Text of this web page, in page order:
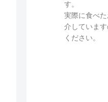
す。
実際に食べ
介していま
ください。